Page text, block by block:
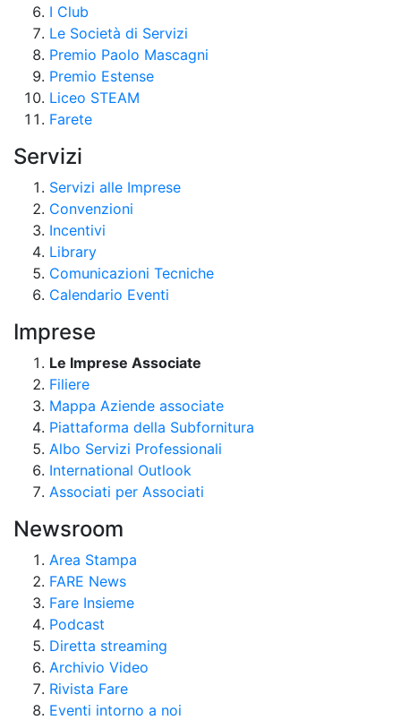
I Club
Le Società di Servizi
Premio Paolo Mascagni
Premio Estense
Liceo STEAM
Farete
Servizi
Servizi alle Imprese
Convenzioni
Incentivi
Library
Comunicazioni Tecniche
Calendario Eventi
Imprese
Le Imprese Associate
Filiere
Mappa Aziende associate
Piattaforma della Subfornitura
Albo Servizi Professionali
International Outlook
Associati per Associati
Newsroom
Area Stampa
FARE News
Fare Insieme
Podcast
Diretta streaming
Archivio Video
Rivista Fare
Eventi intorno a noi